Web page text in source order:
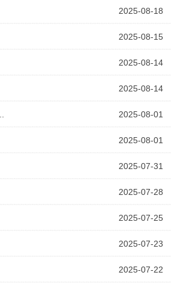
2025-08-18
2025-08-15
2025-08-14
2025-08-14
2025-08-01
2025-08-01
2025-07-31
2025-07-28
2025-07-25
2025-07-23
2025-07-22